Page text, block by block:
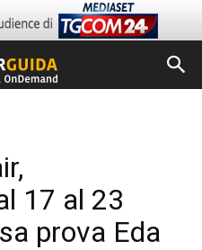
17 al 23
prova Eda